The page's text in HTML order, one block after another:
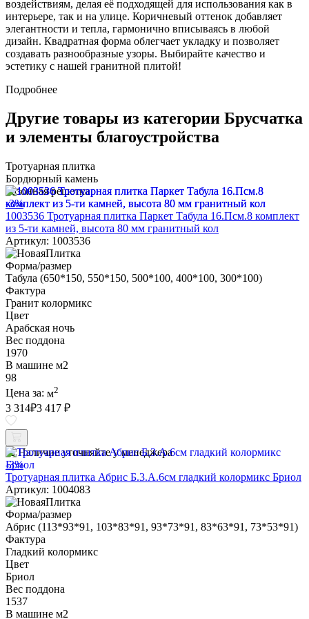
воздействиям, делая её подходящей для использования как в
интерьере, так и на улице. Коричневый оттенок добавляет
элегантности и тепла, гармонично вписываясь в любой
дизайн. Квадратная форма облегчает укладку и позволяет
создавать разнообразные узоры. Выбирайте качество и
эстетику с нашей гранитной плитой!
Подробнее
Другие товары из категории Брусчатка
и элементы благоустройства
Тротуарная плитка
Бордюрный камень
Газонная решетка
-3%
1003536 Тротуарная плитка Паркет Табула 16.Псм.8 комплект
из 5-ти камней, высота 80 мм гранитный кол
Артикул: 1003536
Форма/размер
Табула (650*150, 550*150, 500*100, 400*100, 300*100)
Фактура
Гранит колормикс
Цвет
Арабская ночь
Вес поддона
1970
В машине м2
98
Цена за: м2
3 314₽3 417 ₽
Наличие уточняйте у менеджера
-3%
Тротуарная плитка Абрис Б.3.А.6см гладкий колормикс Бриол
Артикул: 1004083
Форма/размер
Абрис (113*93*91, 103*83*91, 93*73*91, 83*63*91, 73*53*91)
Фактура
Гладкий колормикс
Цвет
Бриол
Вес поддона
1537
В машине м2